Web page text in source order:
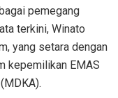
pemegang
terkini, Winato
yang setara dengan
kepemilikan EMAS